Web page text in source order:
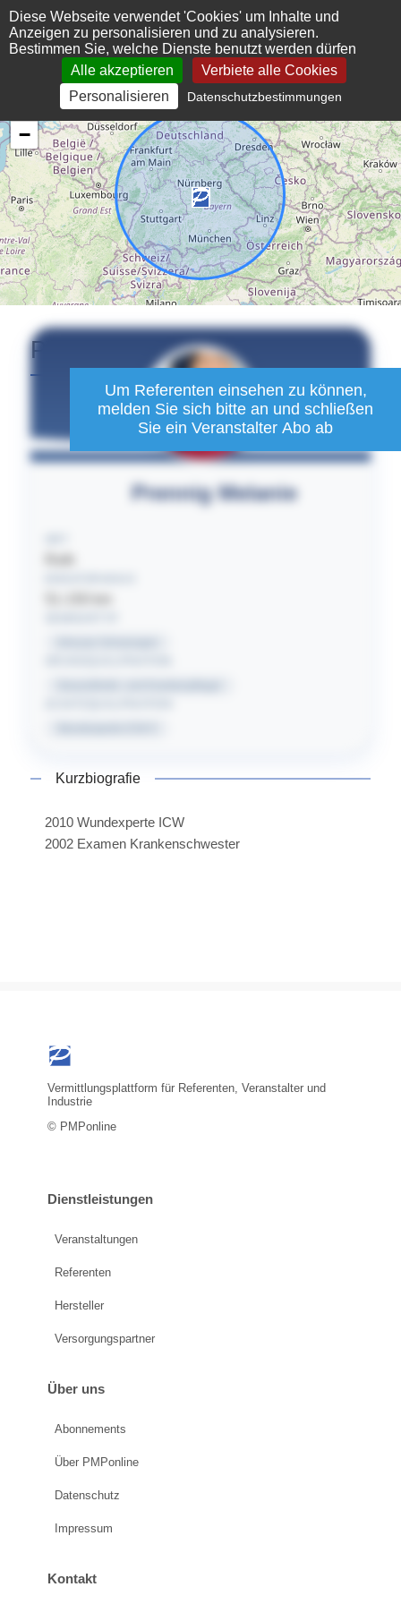
Cookie-Einstellungen
Diese Webseite verwendet 'Cookies' um Inhalte und
Anzeigen zu personalisieren und zu analysieren.
Bestimmen Sie, welche Dienste benutzt werden dürfen
Alle akzeptieren
Verbiete alle Cookies
Personalisieren
Datenschutzbestimmungen
−
Prennig Melanie
Um Referenten einsehen zu können,
melden Sie sich bitte an und schließen
Sie ein Veranstalter Abo ab
Prennig Melanie
Kurzbiografie
2010 Wundexperte ICW
2002 Examen Krankenschwester
Vermittlungsplattform für Referenten, Veranstalter und
Industrie
© PMPonline
Dienstleistungen
Veranstaltungen
Referenten
Hersteller
Versorgungspartner
Über uns
Abonnements
Über PMPonline
Datenschutz
Impressum
Kontakt